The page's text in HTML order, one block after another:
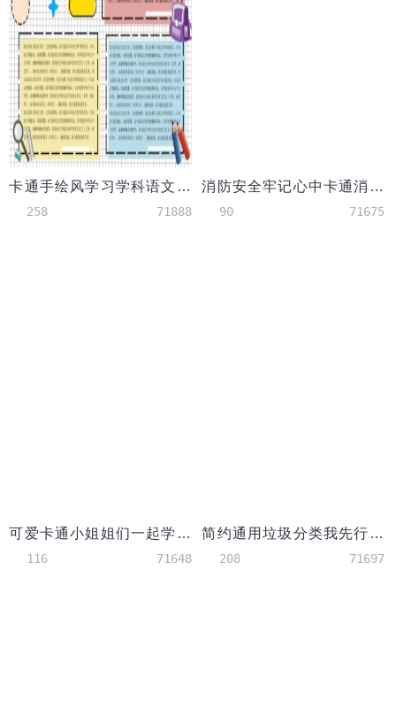
卡通手绘风学习学科语文数学英语手抄报小报
258 71888
消防安全牢记心中卡通消防员手抄报
90 71675
可爱卡通小姐姐们一起学禁毒小知识
116 71648
简约通用垃圾分类我先行手抄报
208 71697